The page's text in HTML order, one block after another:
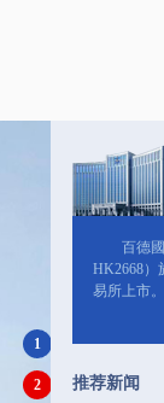
百德國
HK2668）
易所上市。
推荐新闻
1
2